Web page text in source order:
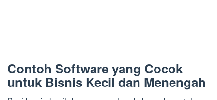
Contoh Software yang Cocok
untuk Bisnis Kecil dan Menengah